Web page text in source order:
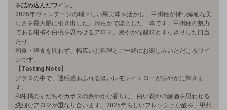
を詰め込んだワイン。
2025年ヴィンテージの瑞々しい果実味を活かし、甲州種が持つ繊細な美
しさを最大限に引き出した、清らかで凛とした一本です。甲州種の魅力
である柑橘や白桃を思わせるアロマ、爽やかな酸味とすっきりした口当
たり。
和食・洋食を問わず、幅広いお料理とご一緒にお楽しみいただけるワイ
ンです。
【Tasting Note】
グラスの中で、透明感あふれる淡いレモンイエローが涼やかに輝きま
す。
和柑橘のすだちやカボスの爽やかな香りに、白い花や吟醸酒を思わせる
繊細なアロマが重なり合います。2025年らしいフレッシュな酸を、甲州